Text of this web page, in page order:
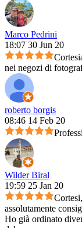
Marco Pedrini
18:07 30 Jun 20
nei negozi di
roberto borgis
08:46 14 Feb 20
Wilder Biral
19:59 25 Jan 20
assolutamente
Ho già ordinato